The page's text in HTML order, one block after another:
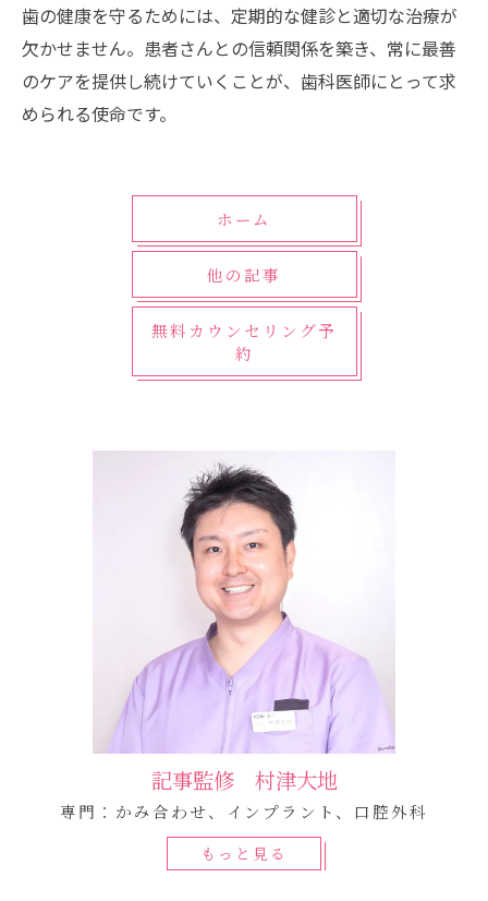
歯の健康を守るためには、定期的な健診と適切な治療が
欠かせません。患者さんとの信頼関係を築き、常に最善
のケアを提供し続けていくことが、歯科医師にとって求
められる使命です。
ホーム
他の記事
無料カウンセリング予
約
記事監修 村津大地
専門：かみ合わせ、インプラント、口腔外科
もっと見る